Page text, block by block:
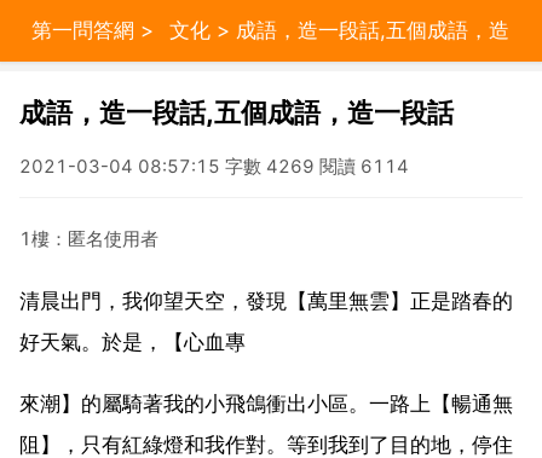
第一問答網 > 文化 > 成語，造一段話,五個成語，造
成語，造一段話,五個成語，造一段話
2021-03-04 08:57:15 字數 4269 閱讀 6114
1樓：匿名使用者
清晨出門，我仰望天空，發現【萬里無雲】正是踏春的
好天氣。於是，【心血專
來潮】的屬騎著我的小飛鴿衝出小區。一路上【暢通無
阻】，只有紅綠燈和我作對。等到我到了目的地，停住